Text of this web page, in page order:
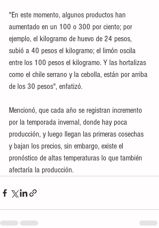
"En este momento, algunos productos han
aumentado en un 100 o 300 por ciento; por
ejemplo, el kilogramo de huevo de 24 pesos,
subió a 40 pesos el kilogramo; el limón oscila
entre los 100 pesos el kilogramo. Y las hortalizas
como el chile serrano y la cebolla, están por arriba
de los 30 pesos", enfatizó.
Mencionó, que cada año se registran incremento
por la temporada invernal, donde hay poca
producción, y luego llegan las primeras cosechas
y bajan los precios, sin embargo, existe el
pronóstico de altas temperaturas lo que también
afectaría la producción.